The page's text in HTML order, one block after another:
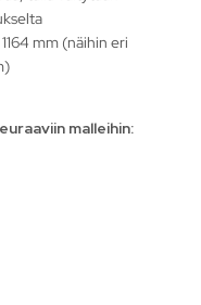
mm (näihin eri
malleihin: